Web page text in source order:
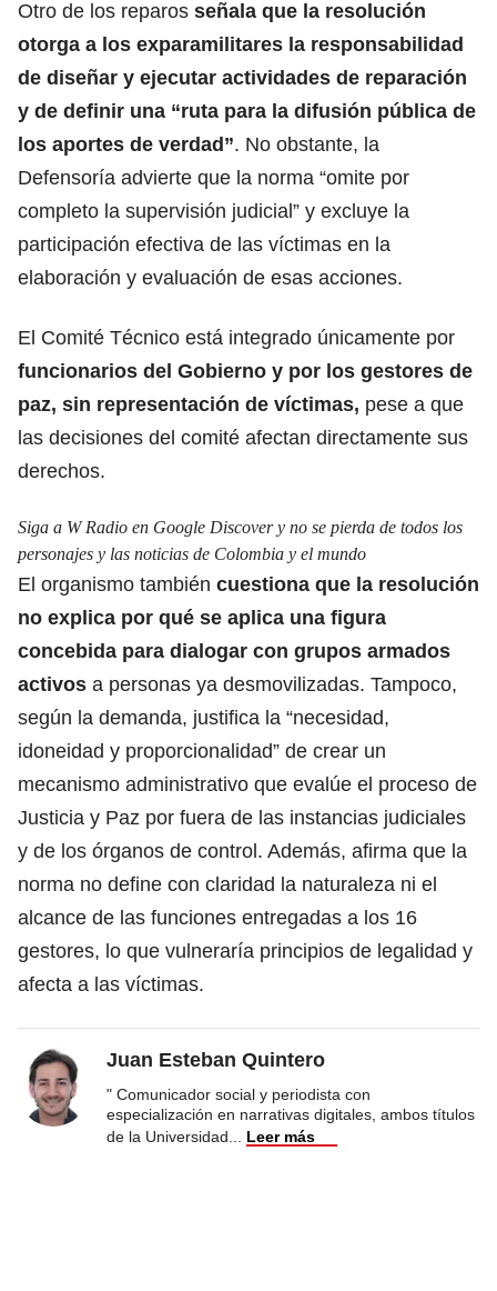
Otro de los reparos señala que la resolución
otorga a los exparamilitares la responsabilidad
de diseñar y ejecutar actividades de reparación
y de definir una “ruta para la difusión pública de
los aportes de verdad”. No obstante, la
Defensoría advierte que la norma “omite por
completo la supervisión judicial” y excluye la
participación efectiva de las víctimas en la
elaboración y evaluación de esas acciones.
El Comité Técnico está integrado únicamente por
funcionarios del Gobierno y por los gestores de
paz, sin representación de víctimas, pese a que
las decisiones del comité afectan directamente sus
derechos.
Siga a W Radio en Google Discover y no se pierda de todos los
personajes y las noticias de Colombia y el mundo
El organismo también cuestiona que la resolución
no explica por qué se aplica una figura
concebida para dialogar con grupos armados
activos a personas ya desmovilizadas. Tampoco,
según la demanda, justifica la “necesidad,
idoneidad y proporcionalidad” de crear un
mecanismo administrativo que evalúe el proceso de
Justicia y Paz por fuera de las instancias judiciales
y de los órganos de control. Además, afirma que la
norma no define con claridad la naturaleza ni el
alcance de las funciones entregadas a los 16
gestores, lo que vulneraría principios de legalidad y
afecta a las víctimas.
Juan Esteban Quintero
" Comunicador social y periodista con
especialización en narrativas digitales, ambos títulos
de la Universidad
Leer más